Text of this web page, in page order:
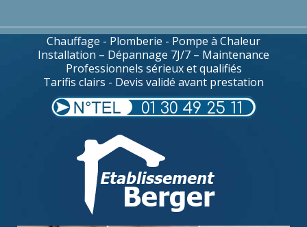
Chauffage - Plomberie - Pompe à Chaleur
Installation – Dépannage 7J/7 – Maintenance
Professionnels sérieux et qualifiés
Tarifis clairs - Devis validé avant prestation
01 30 49 25 11